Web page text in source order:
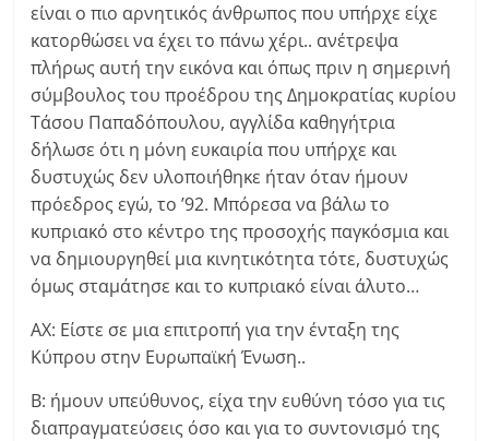
είναι ο πιο αρνητικός άνθρωπος που υπήρχε είχε
κατορθώσει να έχει το πάνω χέρι.. ανέτρεψα
πλήρως αυτή την εικόνα και όπως πριν η σημερινή
σύμβουλος του προέδρου της Δημοκρατίας κυρίου
Τάσου Παπαδόπουλου, αγγλίδα καθηγήτρια
δήλωσε ότι η μόνη ευκαιρία που υπήρχε και
δυστυχώς δεν υλοποιήθηκε ήταν όταν ήμουν
πρόεδρος εγώ, το ’92. Μπόρεσα να βάλω το
κυπριακό στο κέντρο της προσοχής παγκόσμια και
να δημιουργηθεί μια κινητικότητα τότε, δυστυχώς
όμως σταμάτησε και το κυπριακό είναι άλυτο…
ΑΧ: Είστε σε μια επιτροπή για την ένταξη της
Κύπρου στην Ευρωπαϊκή Ένωση..
Β: ήμουν υπεύθυνος, είχα την ευθύνη τόσο για τις
διαπραγματεύσεις όσο και για το συντονισμό της